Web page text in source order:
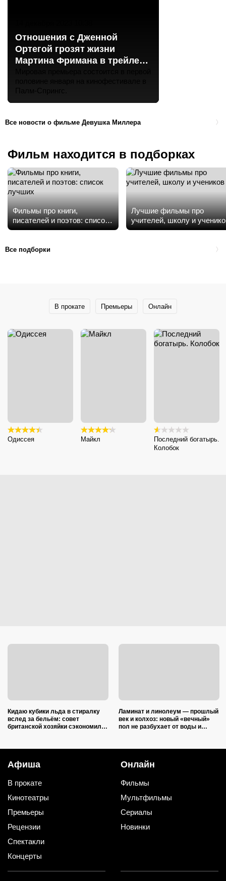
Отношения с Дженной
Ортегой грозят жизни
Мартина Фримана в трейлере
Все новости о фильме Девушка Миллера
Фильм находится в подборках
Фильмы про книги,
писателей и поэтов: список
лучших
Лучшие фильмы про
учителей, школу и
Все подборки
В прокате Премьеры Онлайн
Одиссея Майкл
Последний богатырь.
Колобок
Кидаю кубики льда в стиралку
вслед за бельём: совет
британской хозяйки сэкономил
Ламинат и линолеум — прошлый
век и колхоз: новый «вечный»
пол не разбухает от воды и
Афиша
В прокате
Кинотеатры
Премьеры
Рецензии
Спектакли
Концерты
Онлайн
Фильмы
Мультфильмы
Сериалы
Новинки